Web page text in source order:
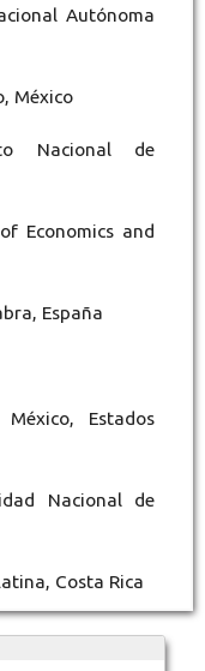
Autónoma
México
Nacional de
Economics and
España
Estados
Nacional de
Costa Rica